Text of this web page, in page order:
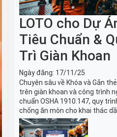
LOTO cho Dự
Tiêu Chuẩn &
Trì Giàn Khoan
Ngày đăng: 17/11/25
Chuyên sâu về Khóa và Gắn
trên giàn khoan và công trình
chuẩn OSHA 1910.147, quy
chống ăn mòn cho khai thác